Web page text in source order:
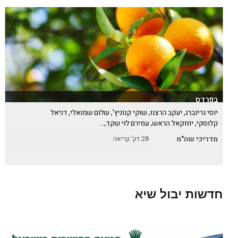
בפרדס
יוסי גרינברג, יעקב הרצנו, שוקי קנוניץ', שלום שמואלי, דניאל
קלוסקי, יחזקאל הראש, עמירם לוי שקד,…
מדריכי שה"מ
28דק' קריאה
חדשות יבול שיא